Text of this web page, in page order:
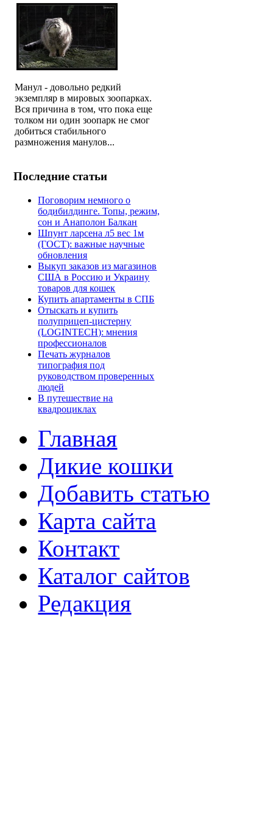
Манул - довольно редкий
экземпляр в мировых зоопарках.
Вся причина в том, что пока еще
толком ни один зоопарк не смог
добиться стабильного
размножения манулов...
Последние статьи
Поговорим немного о
бодибилдинге. Топы, режим,
сон и Анаполон Балкан
Шпунт ларсена л5 вес 1м
(ГОСТ): важные научные
обновления
Выкуп заказов из магазинов
США в Россию и Украину
товаров для кошек
Купить апартаменты в СПБ
Отыскать и купить
полуприцеп-цистерну
(LOGINTECH): мнения
профессионалов
Печать журналов
типография под
руководством проверенных
людей
В путешествие на
квадроциклах
Главная
Дикие кошки
Добавить статью
Карта сайта
Контакт
Каталог сайтов
Редакция